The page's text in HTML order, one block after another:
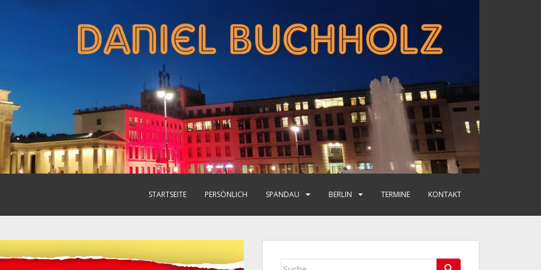
STARTSEITE PERSÖNLICH SPANDAU BERLIN TERMINE KONTAKT
Suche